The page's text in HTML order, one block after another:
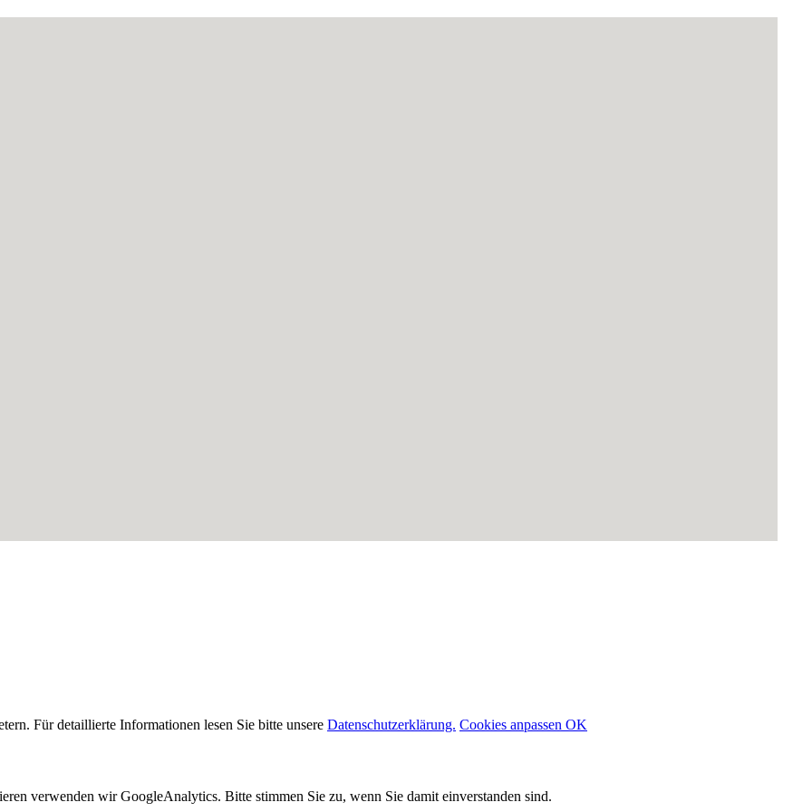
Für detaillierte Informationen lesen Sie bitte unsere Datenschutzerklärung. Cookies anpassen OK
verwenden wir GoogleAnalytics. Bitte stimmen Sie zu, wenn Sie damit einverstanden sind.